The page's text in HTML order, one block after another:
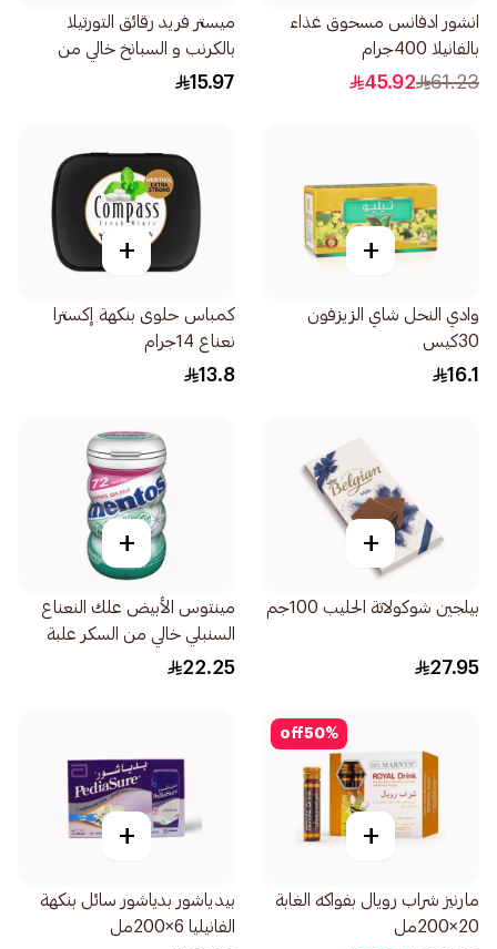
انشور ادفانس مسحوق غذاء
بالفانيلا 400جرام
61.23
45.92
ميستر فريد رقائق التورتيلا
بالكرنب و السبانخ خالي من
الجلوتين 135جرام
15.97
+
وادي النحل شاي الزيزفون
30كيس
16.1
+
كمباس حلوى بنكهة إكسترا
نعناع 14جرام
13.8
+
بيلجين شوكولاتة الحليب 100جم
27.95
+
مينتوس الأبيض علك النعناع
السنبلي خالي من السكر علبة
72قطعة
22.25
50%
off
+
مارنيز شراب رويال بفواكه الغابة
20×200مل
+
بيدياشور بدیاشور سائل بنكهة
الفانيليا 6×200مل